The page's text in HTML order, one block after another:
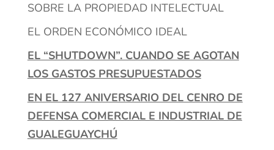
SOBRE LA PROPIEDAD INTELECTUAL
EL ORDEN ECONÓMICO IDEAL
EL “SHUTDOWN”. CUANDO SE AGOTAN
LOS GASTOS PRESUPUESTADOS
EN EL 127 ANIVERSARIO DEL CENRO DE
DEFENSA COMERCIAL E INDUSTRIAL DE
GUALEGUAYCHÚ